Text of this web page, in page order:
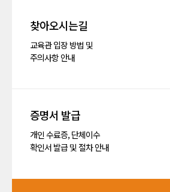
찾아오시는길
교육관 입장 방법 및
주의사항 안내
증명서 발급
개인 수료증, 단체이수
확인서 발급 및 절차 안내